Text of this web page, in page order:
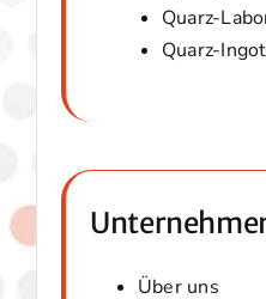
Quarz-
Quarz-
Über uns